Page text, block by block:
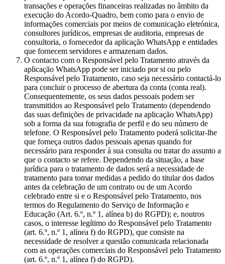
transações e operações financeiras realizadas no âmbito da
execução do Acordo-Quadro, bem como para o envio de
informações comerciais por meios de comunicação eletrónica,
consultores jurídicos, empresas de auditoria, empresas de
consultoria, o fornecedor da aplicação WhatsApp e entidades
que fornecem servidores e armazenam dados.
O contacto com o Responsável pelo Tratamento através da
aplicação WhatsApp pode ser iniciado por si ou pelo
Responsável pelo Tratamento, caso seja necessário contactá-lo
para concluir o processo de abertura da conta (conta real).
Consequentemente, os seus dados pessoais podem ser
transmitidos ao Responsável pelo Tratamento (dependendo
das suas definições de privacidade na aplicação WhatsApp)
sob a forma da sua fotografia de perfil e do seu número de
telefone. O Responsável pelo Tratamento poderá solicitar-lhe
que forneça outros dados pessoais apenas quando for
necessário para responder à sua consulta ou tratar do assunto a
que o contacto se refere. Dependendo da situação, a base
jurídica para o tratamento de dados será a necessidade de
tratamento para tomar medidas a pedido do titular dos dados
antes da celebração de um contrato ou de um Acordo
celebrado entre si e o Responsável pelo Tratamento, nos
termos do Regulamento do Serviço de Informação e
Educação (Art. 6.º, n.º 1, alínea b) do RGPD); e, noutros
casos, o interesse legítimo do Responsável pelo Tratamento
(art. 6.º, n.º 1, alínea f) do RGPD), que consiste na
necessidade de resolver a questão comunicada relacionada
com as operações comerciais do Responsável pelo Tratamento
(art. 6.º, n.º 1, alínea f) do RGPD).